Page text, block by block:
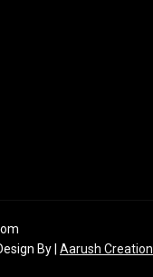
By Aarush Creation